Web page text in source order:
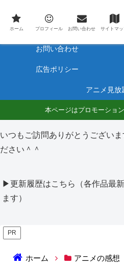
最新アニメのあらすじと感想をネタ
ホーム
お問い合わせ
広告ポリシー
アニメ見放
本ページはプロモーショ
いつもご訪問ありがとうござい
ださい＾＾
▶更新履歴はこちら（各作品最
ます）
PR
ホーム アニメの感想
ホーム プロフィール お問い合わせ サイトマ